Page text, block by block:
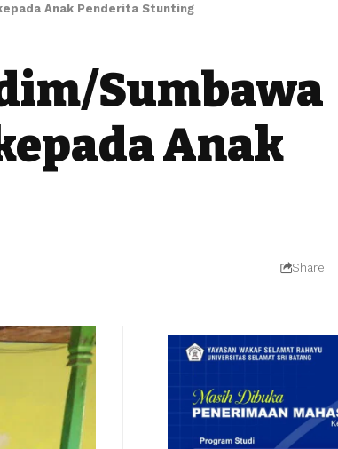
Anak Penderita Stunting
Sumbawa
Anak
Share